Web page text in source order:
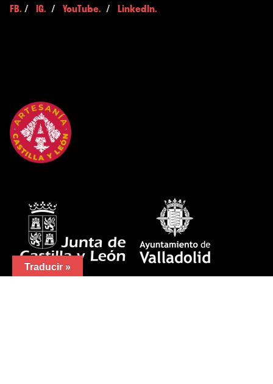
FB. / IG. / YouTube. / LinkedIn.
Traducir »